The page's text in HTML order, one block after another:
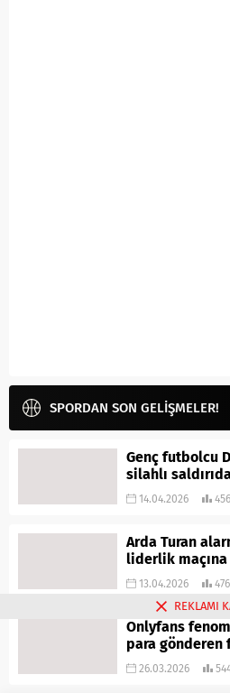
SPORDAN SON GELİŞMELER!
Genç futbolcu
silahlı
14.04.2026 456
Arda Turan
liderlik maçına
13.04.2026 476
Onlyfans
para
26.03.2026
REKLAMI